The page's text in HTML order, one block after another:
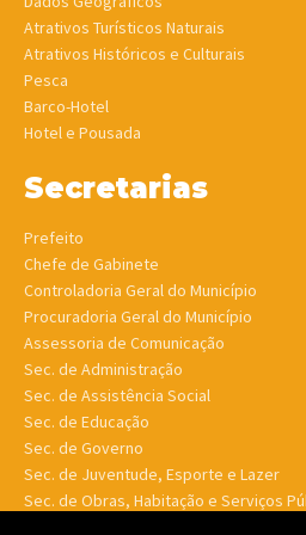
Atrativos Turísticos Naturais
Atrativos Históricos e Culturais
Pesca
Barco-Hotel
Hotel e Pousada
Secretarias
Prefeito
Chefe de Gabinete
Controladoria Geral do Município
Procuradoria Geral do Município
Assessoria de Comunicação
Sec. de Administração
Sec. de Assistência Social
Sec. de Educação
Sec. de Governo
Sec. de Juventude, Esporte e Lazer
Sec. de Obras, Habitação e Serviços